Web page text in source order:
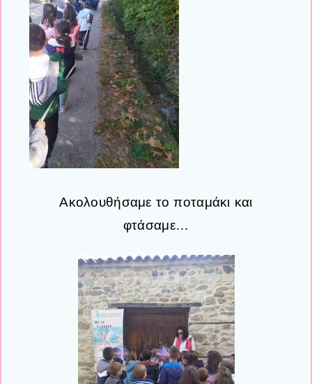
Ακολουθήσαμε το ποταμάκι και
φτάσαμε…